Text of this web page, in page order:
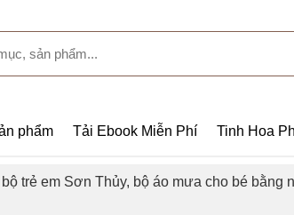
phẩm Tải Ebook Miễn Phí Tinh Hoa
trẻ em Sơn Thủy, bộ áo mưa cho bé bằng